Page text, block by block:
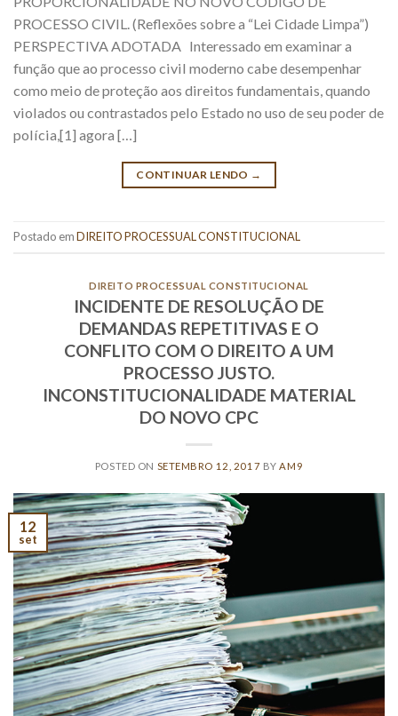
PROCESSO CIVIL. (Reflexões sobre a “Lei Cidade Limpa”)
PERSPECTIVA ADOTADA Interessado em examinar a
função que ao processo civil moderno cabe desempenhar
como meio de proteção aos direitos fundamentais, quando
violados ou contrastados pelo Estado no uso de seu poder de
polícia,[1] agora […]
CONTINUAR LENDO →
Postado emDIREITO PROCESSUAL CONSTITUCIONAL
DIREITO PROCESSUAL CONSTITUCIONAL
INCIDENTE DE RESOLUÇÃO DE
DEMANDAS REPETITIVAS E O
CONFLITO COM O DIREITO A UM
PROCESSO JUSTO.
INCONSTITUCIONALIDADE MATERIAL
DO NOVO CPC
POSTED ON SETEMBRO 12, 2017 BYAM9
12
set